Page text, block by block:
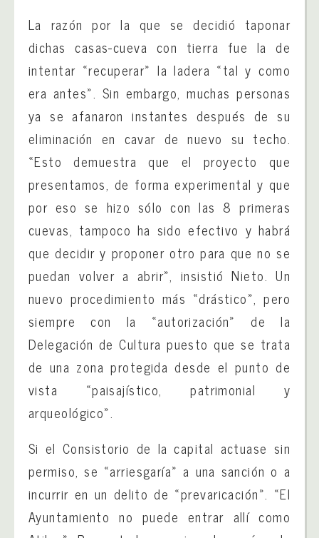
La razón por la que se decidió taponar
dichas casas-cueva con tierra fue la de
intentar «recuperar» la ladera «tal y como
era antes». Sin embargo, muchas personas
ya se afanaron instantes después de su
eliminación en cavar de nuevo su techo.
«Esto demuestra que el proyecto que
presentamos, de forma experimental y que
por eso se hizo sólo con las 8 primeras
cuevas, tampoco ha sido efectivo y habrá
que decidir y proponer otro para que no se
puedan volver a abrir», insistió Nieto. Un
nuevo procedimiento más «drástico», pero
siempre con la «autorización» de la
Delegación de Cultura puesto que se trata
de una zona protegida desde el punto de
vista «paisajístico, patrimonial y
arqueológico».
Si el Consistorio de la capital actuase sin
permiso, se «arriesgaría» a una sanción o a
incurrir en un delito de «prevaricación». «El
Ayuntamiento no puede entrar allí como